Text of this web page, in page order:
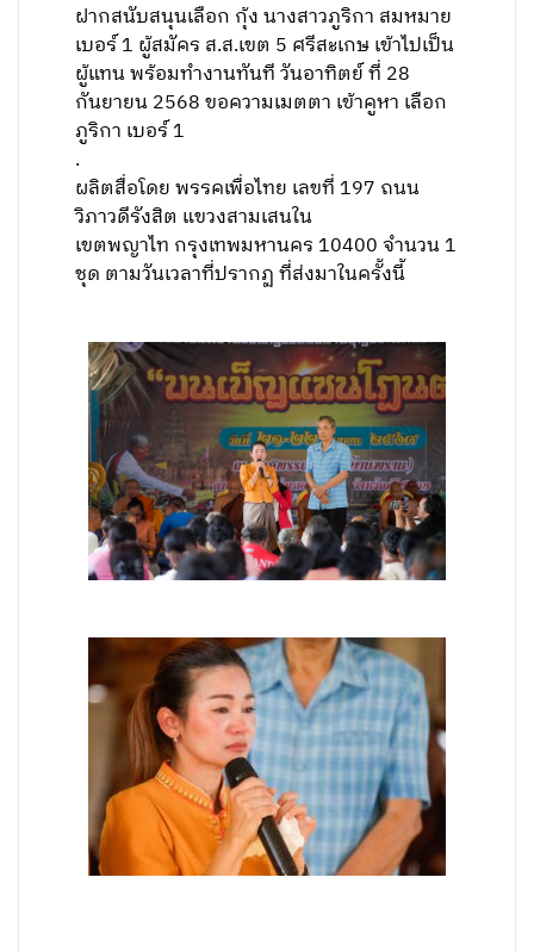
ฝากสนับสนุนเลือก กุ้ง นางสาวภูริกา สมหมาย
เบอร์ 1 ผู้สมัคร ส.ส.เขต 5 ศรีสะเกษ เข้าไปเป็น
ผู้แทน พร้อมทำงานทันที วันอาทิตย์ ที่ 28
กันยายน 2568 ขอความเมตตา เข้าคูหา เลือก
ภูริกา เบอร์ 1
.
ผลิตสื่อโดย พรรคเพื่อไทย เลขที่ 197 ถนน
วิภาวดีรังสิต แขวงสามเสนใน
เขตพญาไท กรุงเทพมหานคร 10400 จำนวน 1
ชุด ตามวันเวลาที่ปรากฏ ที่ส่งมาในครั้งนี้